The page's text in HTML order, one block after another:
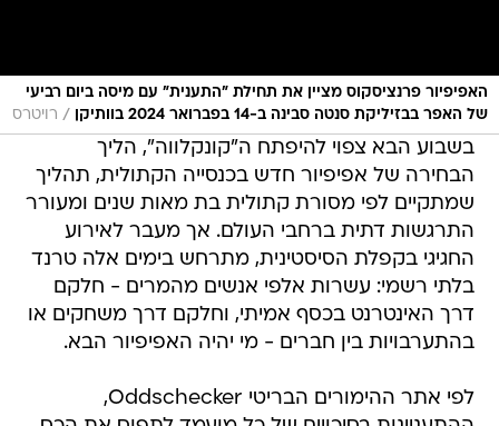
האפיפיור פרנציסקוס מציין את תחילת "התענית" עם מיסה ביום רביעי
של האפר בבזיליקת סנטה סבינה ב-14 בפברואר 2024 בוותיקן
/ רויטרס
בשבוע הבא צפוי להיפתח ה"קונקלווה", הליך
הבחירה של אפיפיור חדש בכנסייה הקתולית, תהליך
שמתקיים לפי מסורת קתולית בת מאות שנים ומעורר
התרגשות דתית ברחבי העולם. אך מעבר לאירוע
החגיגי בקפלת הסיסטינית, מתרחש בימים אלה טרנד
בלתי רשמי: עשרות אלפי אנשים מהמרים - חלקם
דרך האינטרנט בכסף אמיתי, וחלקם דרך משחקים או
בהתערבויות בין חברים - מי יהיה האפיפיור הבא.
לפי אתר ההימורים הבריטי Oddschecker,